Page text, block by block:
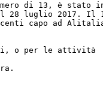
di 13, è
28 luglio 2017.
capo ad
o per le attività